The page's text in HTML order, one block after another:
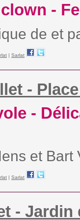
-
de et
| Sarlat
-
-
et Bart
| Sarlat
- Jardin